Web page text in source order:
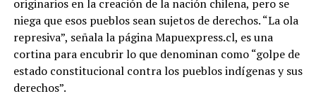
originarios en la creación de la nación chilena, pero se
niega que esos pueblos sean sujetos de derechos. “La ola
represiva”, señala la página Mapuexpress.cl, es una
cortina para encubrir lo que denominan como “golpe de
estado constitucional contra los pueblos indígenas y sus
derechos”.